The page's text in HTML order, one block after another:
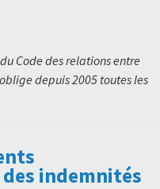
Code des relations entre
depuis 2005 toutes les
indemnités